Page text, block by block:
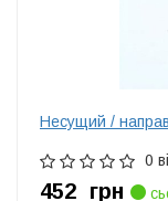
Несущий /
0
452 грн